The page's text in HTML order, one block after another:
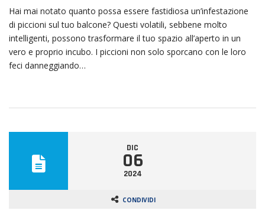
Hai mai notato quanto possa essere fastidiosa un’infestazione
di piccioni sul tuo balcone? Questi volatili, sebbene molto
intelligenti, possono trasformare il tuo spazio all’aperto in un
vero e proprio incubo. I piccioni non solo sporcano con le loro
feci danneggiando…
DIC
06
2024
CONDIVIDI